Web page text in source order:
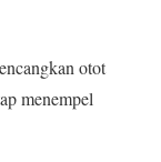
otot
menempel